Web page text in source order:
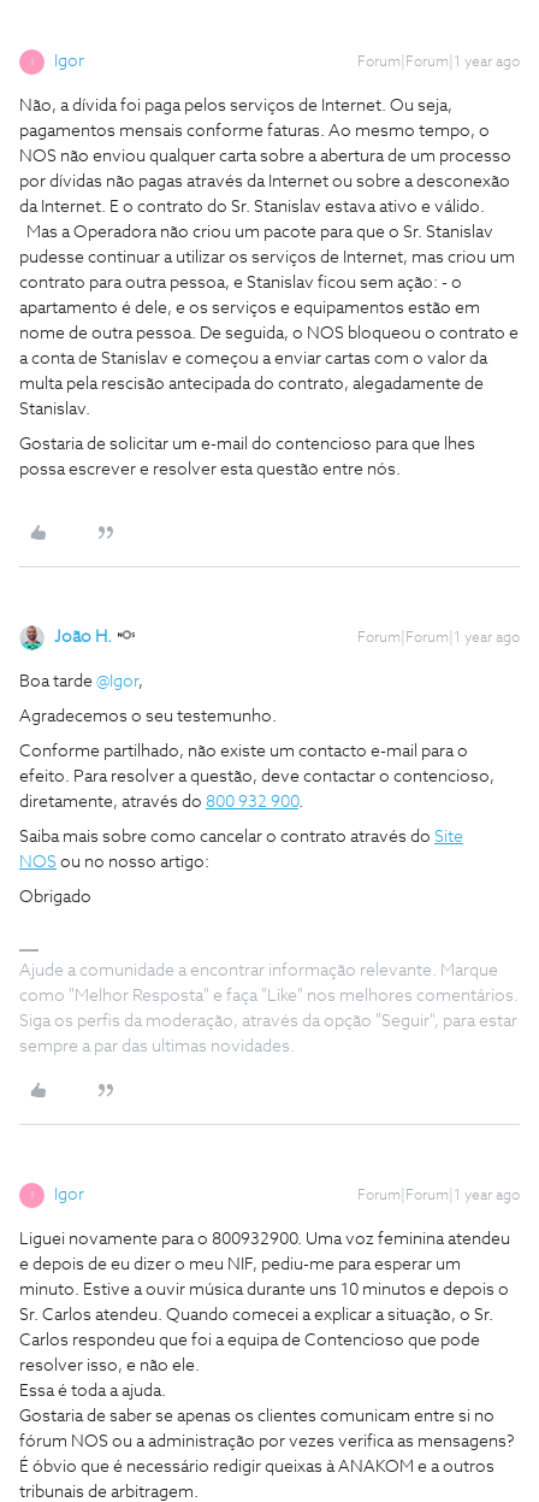
Igor Forum|Forum|1 year ago
Não, a dívida foi paga pelos serviços de Internet. Ou seja,
pagamentos mensais conforme faturas. Ao mesmo tempo, o
NOS não enviou qualquer carta sobre a abertura de um processo
por dívidas não pagas através da Internet ou sobre a desconexão
da Internet. E o contrato do Sr. Stanislav estava ativo e válido.
Mas a Operadora não criou um pacote para que o Sr. Stanislav
pudesse continuar a utilizar os serviços de Internet, mas criou um
contrato para outra pessoa, e Stanislav ficou sem ação: - o
apartamento é dele, e os serviços e equipamentos estão em
nome de outra pessoa. De seguida, o NOS bloqueou o contrato e
a conta de Stanislav e começou a enviar cartas com o valor da
multa pela rescisão antecipada do contrato, alegadamente de
Stanislav.
Gostaria de solicitar um e-mail do contencioso para que lhes
possa escrever e resolver esta questão entre nós.
João H. Forum|Forum|1 year ago
Boa tarde ​ @Igor,
Agradecemos o seu testemunho.
Conforme partilhado, não existe um contacto e-mail para o
efeito. Para resolver a questão, deve contactar o contencioso,
diretamente, através do 800 932 900.
Saiba mais sobre como cancelar o contrato através do Site
NOS ou no nosso artigo:
Obrigado
Ajude a comunidade a encontrar informação relevante. Marque
como "Melhor Resposta" e faça "Like" nos melhores comentários.
Siga os perfis da moderação, através da opção "Seguir", para estar
sempre a par das ultimas novidades.
Igor Forum|Forum|1 year ago
Liguei novamente para o 800932900. Uma voz feminina atendeu
e depois de eu dizer o meu NIF, pediu-me para esperar um
minuto. Estive a ouvir música durante uns 10 minutos e depois o
Sr. Carlos atendeu. Quando comecei a explicar a situação, o Sr.
Carlos respondeu que foi a equipa de Contencioso que pode
resolver isso, e não ele.
Essa é toda a ajuda.
Gostaria de saber se apenas os clientes comunicam entre si no
fórum NOS ou a administração por vezes verifica as mensagens?
É óbvio que é necessário redigir queixas à ANAKOM e a outros
tribunais de arbitragem.